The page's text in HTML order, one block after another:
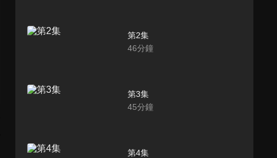
第2集
46分鐘
第3集
45分鐘
第4集